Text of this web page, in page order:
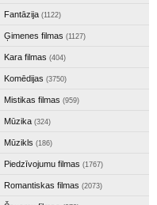
Fantāzija (1122)
Ģimenes filmas (1127)
Kara filmas (404)
Komēdijas (3750)
Mistikas filmas (959)
Mūzika (324)
Mūzikls (186)
Piedzīvojumu filmas (1767)
Romantiskas filmas (2073)